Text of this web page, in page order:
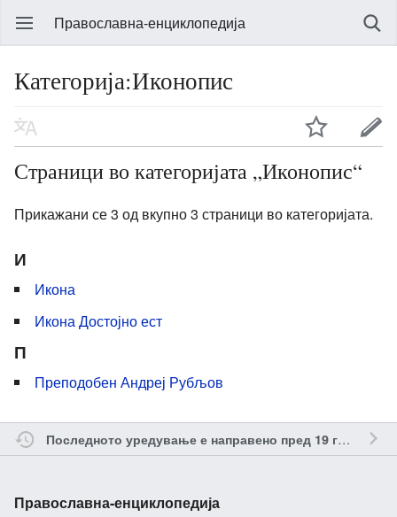
Православна-енциклопедија
Категорија:Иконопис
Страници во категоријата „Иконопис“
Прикажани се 3 од вкупно 3 страници во категоријата.
И
Икона
Икона Достојно ест
П
Преподобен Андреј Рубљов
Последното уредување е направено пред 19 години од
Православна-енциклопедија